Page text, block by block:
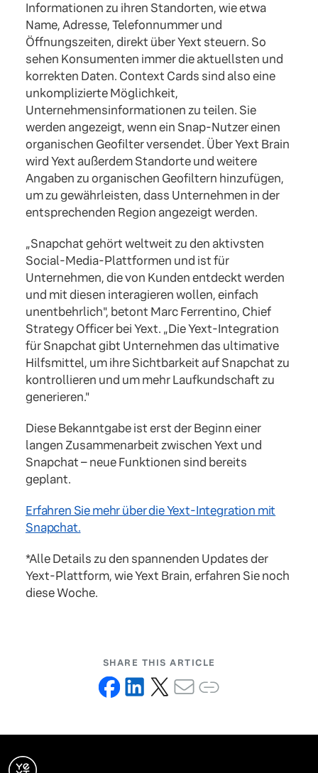
Informationen zu ihren Standorten, wie etwa
Name, Adresse, Telefonnummer und
Öffnungszeiten, direkt über Yext steuern. So
sehen Konsumenten immer die aktuellsten und
korrekten Daten. Context Cards sind also eine
unkomplizierte Möglichkeit,
Unternehmensinformationen zu teilen. Sie
werden angezeigt, wenn ein Snap-Nutzer einen
organischen Geofilter versendet. Über Yext Brain
wird Yext außerdem Standorte und weitere
Angaben zu organischen Geofiltern hinzufügen,
um zu gewährleisten, dass Unternehmen in der
entsprechenden Region angezeigt werden.
„Snapchat gehört weltweit zu den aktivsten
Social-Media-Plattformen und ist für
Unternehmen, die von Kunden entdeckt werden
und mit diesen interagieren wollen, einfach
unentbehrlich", betont Marc Ferrentino, Chief
Strategy Officer bei Yext. „Die Yext-Integration
für Snapchat gibt Unternehmen das ultimative
Hilfsmittel, um ihre Sichtbarkeit auf Snapchat zu
kontrollieren und um mehr Laufkundschaft zu
generieren."
Diese Bekanntgabe ist erst der Beginn einer
langen Zusammenarbeit zwischen Yext und
Snapchat – neue Funktionen sind bereits
geplant.
Erfahren Sie mehr über die Yext-Integration mit
Snapchat.
*Alle Details zu den spannenden Updates der
Yext-Plattform, wie Yext Brain, erfahren Sie noch
diese Woche.
SHARE THIS ARTICLE